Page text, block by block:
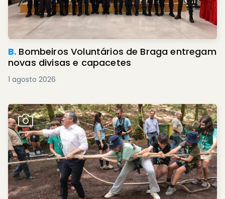
B. Bombeiros Voluntários de Braga entregam
novas divisas e capacetes
1 agosto 2026